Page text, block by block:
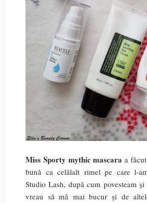
Miss Sporty mythic mascara a
bună ca celălalt rimel pe care l-
Studio Lash, după cum povesteam și
vreau să mă mai bucur și de